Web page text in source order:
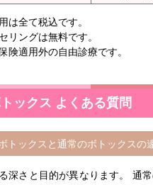
は全て税込です。
リングは無料です。
険適用外の自由診療です。
ックス よくある質問
トックスと通常のボトックスの
深さと目的が異なります。 通